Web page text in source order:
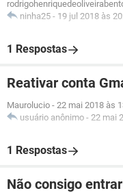
ninha25 - 19 jul 2018 às
1 Respostas
Reativar conta
Maurolucio - 22 mai 2018 às
usuário anônimo - 22 mai
1 Respostas
Não consigo